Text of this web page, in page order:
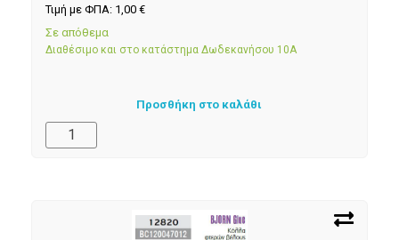
Τιμή με ΦΠΑ: 1,00 €
Σε απόθεμα
Διαθέσιμο και στο κατάστημα Δωδεκανήσου 10Α
Προσθήκη στο καλάθι